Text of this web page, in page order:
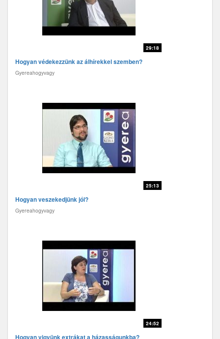
29:18
Hogyan védekezzünk az álhírekkel szemben?
Gyereahogyvagy
25:13
Hogyan veszekedjünk jól?
Gyereahogyvagy
24:52
Hogyan vigyünk extrákat a házasságunkba?